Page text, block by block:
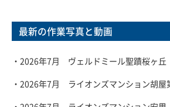
最新の作業写真と動画
・2026年7月 ヴェルドミール聖蹟桜ヶ丘
・2026年7月 ライオンズマンション胡屋